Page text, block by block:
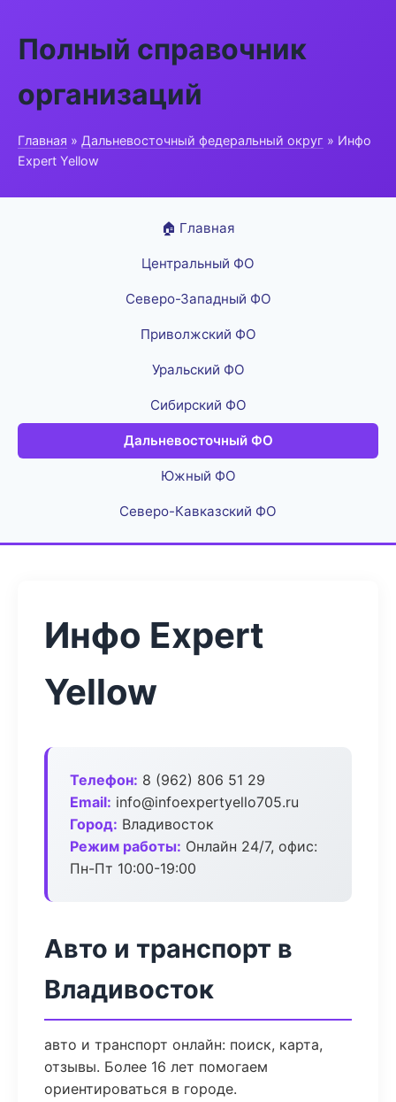
Полный справочник
организаций
Главная » Дальневосточный федеральный округ » Инфо
Expert Yellow
🏠 Главная
Центральный ФО
Северо-Западный ФО
Приволжский ФО
Уральский ФО
Сибирский ФО
Дальневосточный ФО
Южный ФО
Северо-Кавказский ФО
Инфо Expert
Yellow
Телефон: 8 (962) 806 51 29
Email: info@infoexpertyello705.ru
Город: Владивосток
Режим работы: Онлайн 24/7, офис:
Пн-Пт 10:00-19:00
Авто и транспорт в
Владивосток
авто и транспорт онлайн: поиск, карта,
отзывы. Более 16 лет помогаем
ориентироваться в городе.